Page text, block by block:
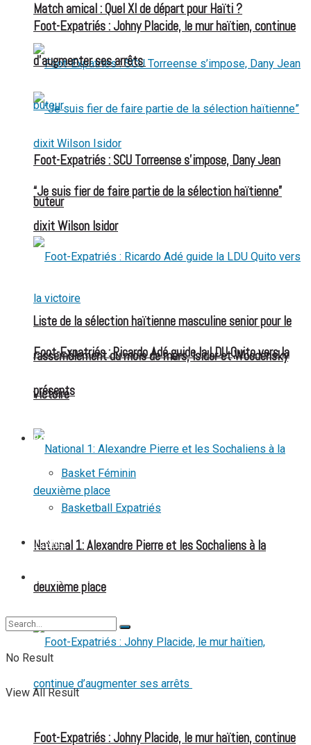
Match amical : Quel XI de départ pour Haïti ?
Foot-Expatriés : SCU Torreense s’impose, Dany Jean
buteur
Foot-Expatriés : Ricardo Adé guide la LDU Quito vers la
victoire
National 1: Alexandre Pierre et les Sochaliens à la
deuxième place
Foot-Expatriés : Johny Placide, le mur haïtien, continue
Foot-Expatriés : Johny Placide, le mur haïtien, continue
d’augmenter ses arrêts
“Je suis fier de faire partie de la sélection haïtienne”
dixit Wilson Isidor
Liste de la sélection haïtienne masculine senior pour le
rassemblement du mois de mars, Isidor et Woodensky
présents
BASKETBALL
Basket Féminin
Basketball Expatriés
TENNIS
No Result
View All Result